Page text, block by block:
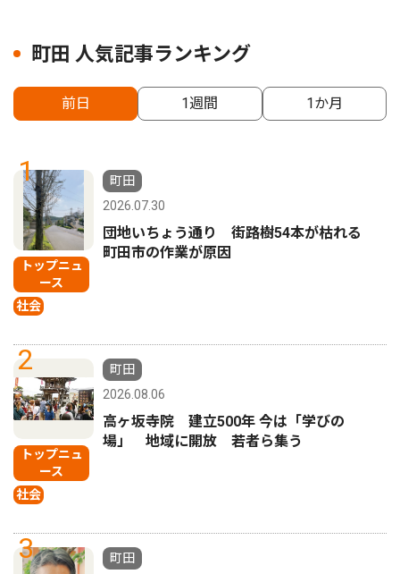
町田 人気記事ランキング
前日 1週間 1か月
1
トップニュ
ース
社会
町田
2026.07.30
団地いちょう通り 街路樹54本が枯れる
町田市の作業が原因
2
トップニュ
ース
社会
町田
2026.08.06
高ヶ坂寺院 建立500年 今は「学びの
場」 地域に開放 若者ら集う
3
町田